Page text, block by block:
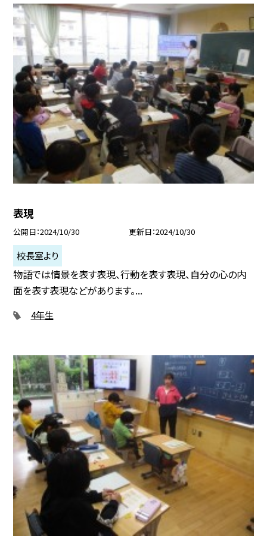
表現
公開日 2024/10/30 更新日 2024/10/30
校長室より
物語では情景を表す表現、行動を表す表現、自分の心の内
面を表す表現などがあります。...
4年生